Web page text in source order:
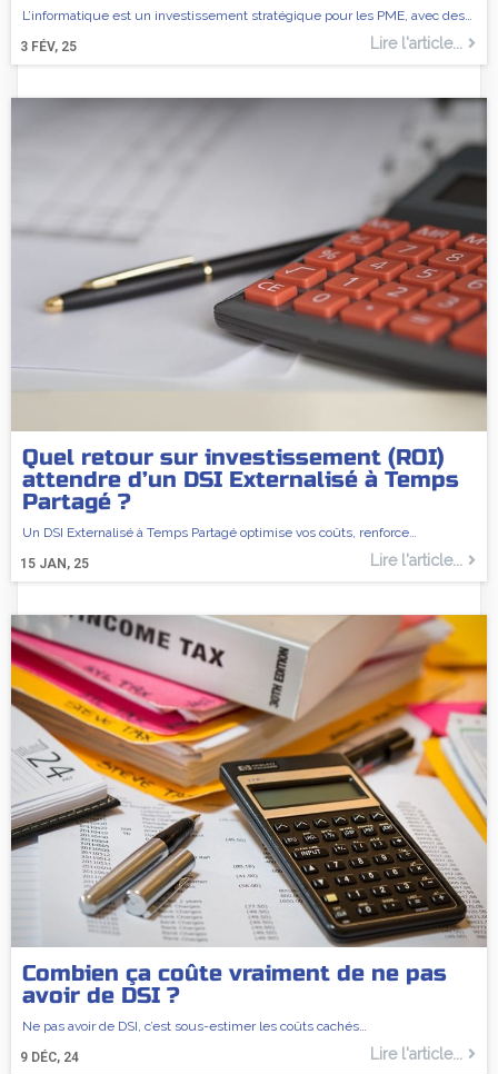
3 FÉV, 25
L’informatique est un investissement stratégique pour les PME, avec des…
Lire l'article...
Quel retour sur investissement (ROI)
attendre d’un DSI Externalisé à Temps
Partagé ?
15 JAN, 25
Un DSI Externalisé à Temps Partagé optimise vos coûts, renforce…
Lire l'article...
Combien ça coûte vraiment de ne pas
avoir de DSI ?
9 DÉC, 24
Ne pas avoir de DSI, c’est sous-estimer les coûts cachés…
Lire l'article...